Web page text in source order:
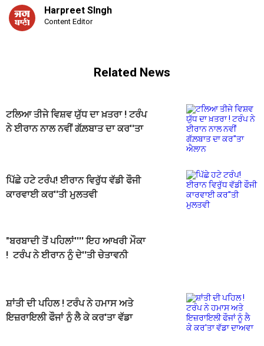
Harpreet SIngh
Content Editor
Related News
ਟਲਿਆ ਤੀਜੇ ਵਿਸ਼ਵ ਯੁੱਧ ਦਾ ਖ਼ਤਰਾ ! ਟਰੰਪ
ਨੇ ਈਰਾਨ ਨਾਲ ਨਵੀਂ ਗੱਲ਼ਬਾਤ ਦਾ ਕਰ''ਤਾ
ਪਿੱਛੇ ਹਟੇ ਟਰੰਪ! ਈਰਾਨ ਵਿਰੁੱਧ ਵੱਡੀ ਫੌਜੀ
ਕਾਰਵਾਈ ਕਰ''ਤੀ ਮੁਲਤਵੀ
"ਬਰਬਾਦੀ ਤੋਂ ਪਹਿਲਾਂ'''' ਇਹ ਆਖਰੀ ਮੌਕਾ
! ਟਰੰਪ ਨੇ ਈਰਾਨ ਨੂੰ ਦੇ''ਤੀ ਚੇਤਾਵਨੀ
ਸ਼ਾਂਤੀ ਦੀ ਪਹਿਲ ! ਟਰੰਪ ਨੇ ਹਮਾਸ ਅਤੇ
ਇਜ਼ਰਾਇਲੀ ਫੌਜਾਂ ਨੂੰ ਲੈ ਕੇ ਕਰ'ਤਾ ਵੱਡਾ